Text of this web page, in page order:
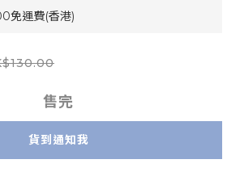
免運費(香港)
售完
貨到通知我